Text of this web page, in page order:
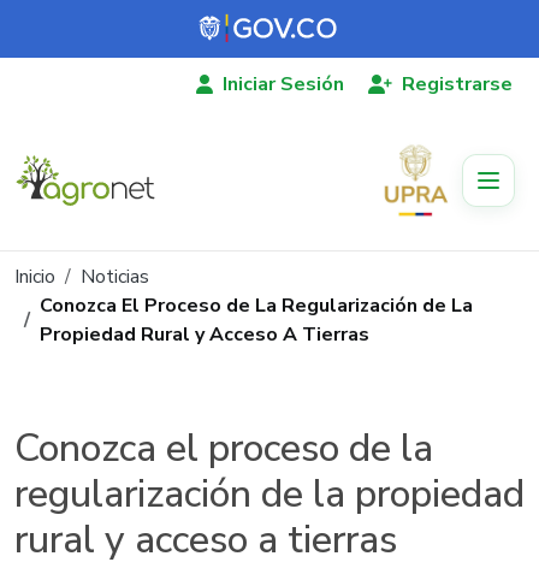
Pasar al contenido principal
Iniciar Sesión Registrarse
Ruta de navegación
Inicio
Noticias
Conozca El Proceso de La Regularización de La
Propiedad Rural y Acceso A Tierras
Conozca el proceso de la
regularización de la propiedad
rural y acceso a tierras